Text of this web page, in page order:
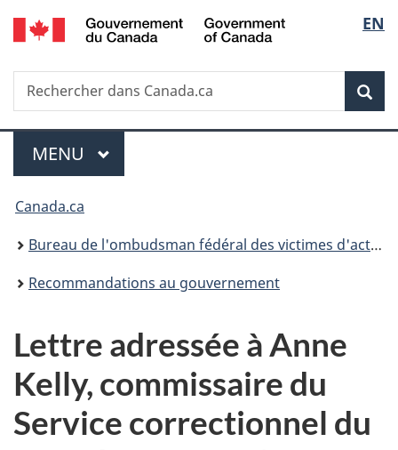
Passer
au
principal
Passer
à
Au
du
Passer
à
version
simplifiée
de
la
EN
Recherche
Rechercher
dans
Menu
MENU PRINCIPAL
Vous
êtes
ici :
Canada.ca
Bureau de l'ombudsman fédéral des victimes d'actes criminels
Recommandations au gouvernement
Lettre adressée à Anne
Kelly, commissaire du
Service correctionnel du